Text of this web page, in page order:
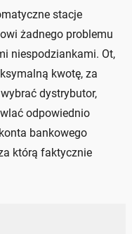
stacje
żadnego problemu
niespodziankami. Ot,
kwotę, za
dystrybutor,
odpowiednio
bankowego
którą faktycznie